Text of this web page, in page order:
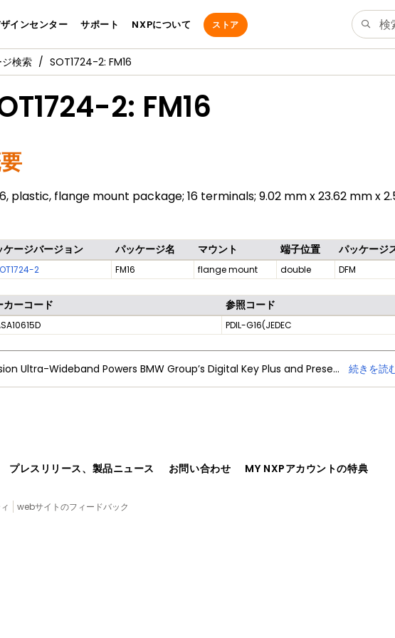
インセンター サポート NXPについて ストア
検索 SOT1724-2: FM16
2: FM16
plastic, flange mount package; 16 terminals; 9.02 mm x 23.62 mm x
ケージバージョン パッケージ名 マウント 端子位置 パッケージ
2 FM16 flange mount double DFM
カーコード 参照コード
PDIL-G16(JEDEC
NXP Trimension Ultra-Wideband Powers BMW Group’s Digital Key Plus and Presence Detection 続きを読
プレスリリース、製品ニュース お問い合わせ MY NXPアカウントの特典
webサイトのフィードバック